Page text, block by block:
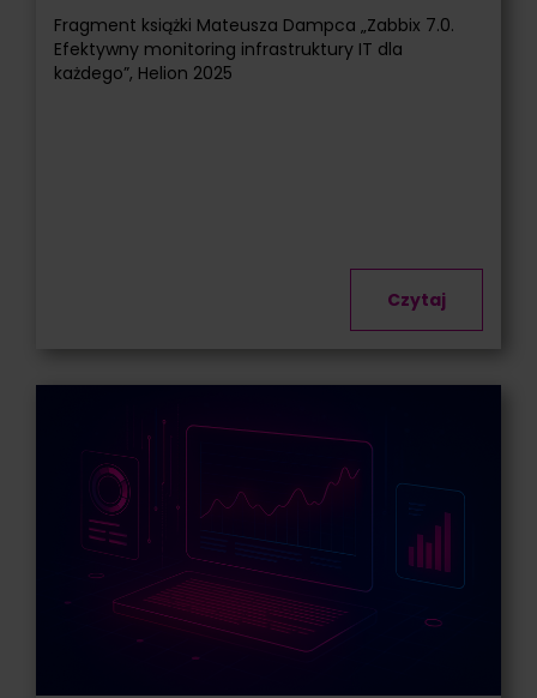
Fragment książki Mateusza Dampca „Zabbix 7.0.
Efektywny monitoring infrastruktury IT dla
każdego”, Helion 2025
Czytaj